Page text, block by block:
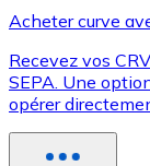
Acheter curve
Recevez vos
SEPA. Une
opérer